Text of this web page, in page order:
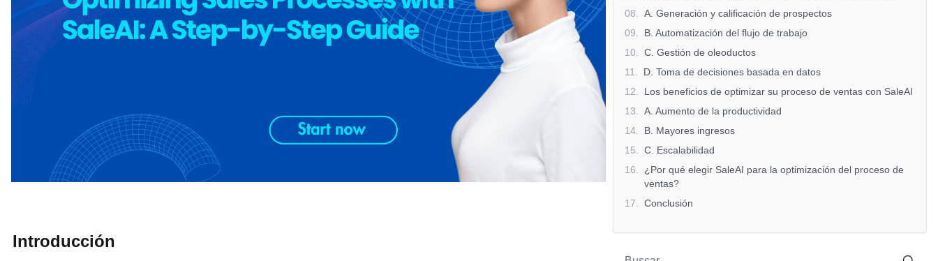
Introducción
08
A. Generación y calificación de prospectos
09
B. Automatización del flujo de trabajo
10
C. Gestión de oleoductos
11
D. Toma de decisiones basada en datos
12
Los beneficios de optimizar su proceso de ventas con SaleAI
13
A. Aumento de la productividad
14
B. Mayores ingresos
15
C. Escalabilidad
16
¿Por qué elegir SaleAI para la optimización del proceso de
ventas?
17
Conclusión